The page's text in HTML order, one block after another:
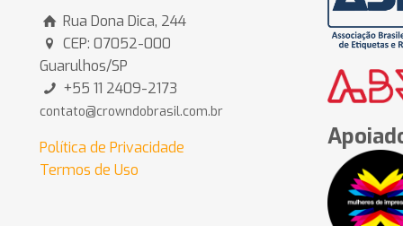
Rua Dona Dica, 244
CEP: 07052-000
Guarulhos/SP
+55 11 2409-2173
contato@crowndobrasil.com.br
Política de Privacidade
Termos de Uso